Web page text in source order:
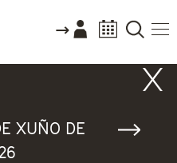
XUÑO DE